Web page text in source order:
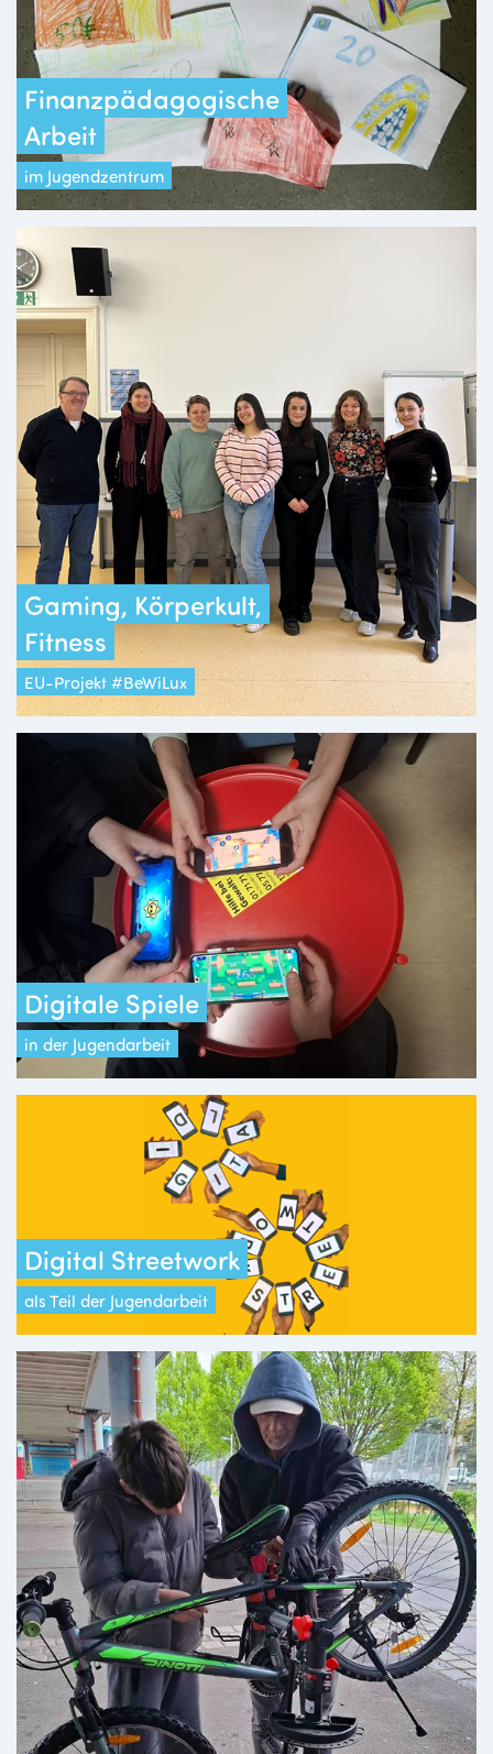
Finanzpädagogische
Arbeit
im Jugendzentrum
Gaming, Körperkult,
Fitness
EU-Projekt #BeWiLux
Digitale Spiele
in der Jugendarbeit
Digital Streetwork
als Teil der Jugendarbeit